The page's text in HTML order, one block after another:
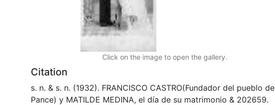
Click on the image to open the gallery.
Citation
s. n. & s. n. (1932). FRANCISCO CASTRO(Fundador del pueblo de
Pance) y MATILDE MEDINA, el día de su matrimonio & 202659.